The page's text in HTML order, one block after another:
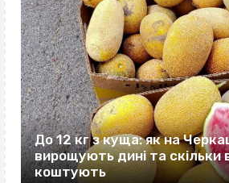
До 12 кг з куща: як на
вирощують дині та скільки
коштують